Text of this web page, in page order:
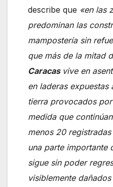
describe que «en las
predominan las
mampostería sin
que más de la mitad
Caracas vive en
en laderas expuestas
tierra provocados
medida que
menos 20
una parte importante
sigue sin poder
visiblemente